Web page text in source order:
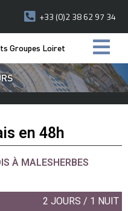
+33 (0)2 38 62 97 34
Groupes Loiret
en 48h
À MALESHERBES
2 JOURS / 1 NUIT